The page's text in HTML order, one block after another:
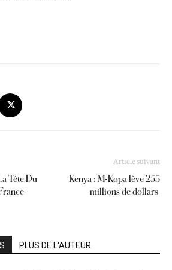
Tête Du
Article suivant
Kenya : M-Kopa lève 255
millions de dollars
PLUS DE L'AUTEUR